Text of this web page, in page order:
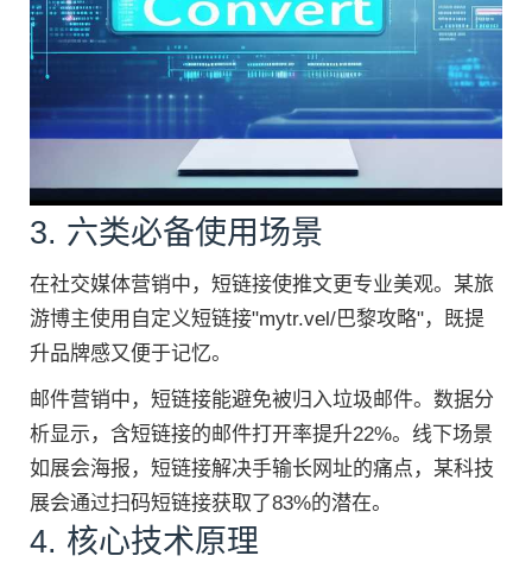
3. 六类必备使用场景
在社交媒体营销中，短链接使推文更专业美观。某旅
游博主使用自定义短链接"mytr.vel/巴黎攻略"，既提
升品牌感又便于记忆。
邮件营销中，短链接能避免被归入垃圾邮件。数据分
析显示，含短链接的邮件打开率提升22%。线下场景
如展会海报，短链接解决手输长网址的痛点，某科技
展会通过扫码短链接获取了83%的潜在。
4. 核心技术原理